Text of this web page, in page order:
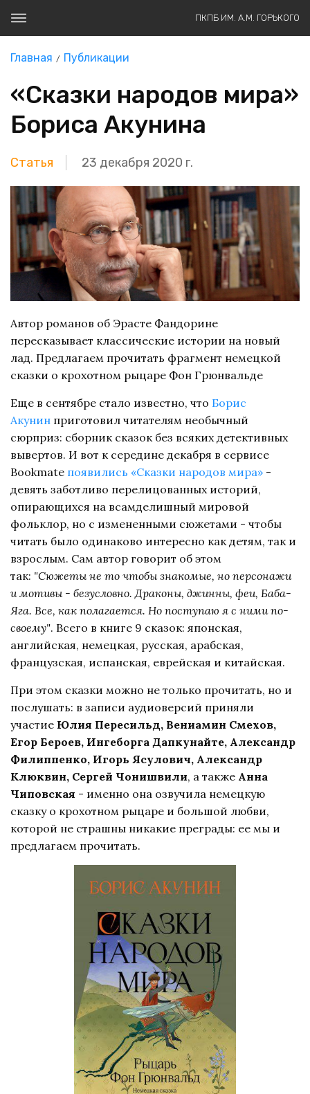
ПКПБ ИМ. А.М. ГОРЬКОГО
Главная Публикации
«Сказки народов мира»
Бориса Акунина
Статья 23 декабря 2020 г.
Автор романов об Эрасте Фандорине
пересказывает классические истории на новый
лад. Предлагаем прочитать фрагмент немецкой
сказки о крохотном рыцаре Фон Грюнвальде
Еще в сентябре стало известно, что Борис
Акунин приготовил читателям необычный
сюрприз: сборник сказок без всяких детективных
вывертов. И вот к середине декабря в сервисе
Bookmate появились «Сказки народов мира» -
девять заботливо перелицованных историй,
опирающихся на всамделишный мировой
фольклор, но с измененными сюжетами - чтобы
читать было одинаково интересно как детям, так и
взрослым. Сам автор говорит об этом
так: "Сюжеты не то чтобы знакомые, но персонажи
и мотивы - безусловно. Драконы, джинны, феи, Баба-
Яга. Все, как полагается. Но поступаю я с ними по-
своему". Всего в книге 9 сказок: японская,
английская, немецкая, русская, арабская,
французская, испанская, еврейская и китайская.
При этом сказки можно не только прочитать, но и
послушать: в записи аудиоверсий приняли
участие Юлия Пересильд, Вениамин Смехов,
Егор Бероев, Ингеборга Дапкунайте, Александр
Филиппенко, Игорь Ясулович, Александр
Клюквин, Сергей Чонишвили, а также Анна
Чиповская - именно она озвучила немецкую
сказку о крохотном рыцаре и большой любви,
которой не страшны никакие преграды: ее мы и
предлагаем прочитать.